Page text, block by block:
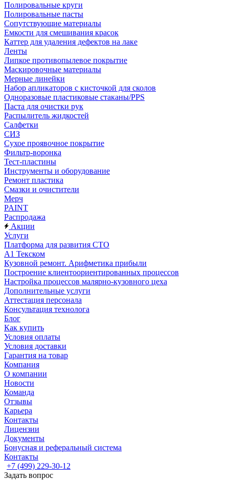
Полировальные круги
Полировальные пасты
Сопутствующие материалы
Емкости для смешивания красок
Каттер для удаления дефектов на лаке
Ленты
Липкое противопылевое покрытие
Маскировочные материалы
Мерные линейки
Набор апликаторов с кисточкой для сколов
Одноразовые пластиковые стаканы/PPS
Паста для очистки рук
Распылитель жидкостей
Салфетки
СИЗ
Сухое проявочное покрытие
Фильтр-воронка
Тест-пластины
Инструменты и оборудование
Ремонт пластика
Смазки и очистители
Мерч
PAINT
Распродажа
Акции
Услуги
Платформа для развития СТО
А1 Текском
Кузовной ремонт. Арифметика прибыли
Построение клиентоориентированных процессов
Настройка процессов малярно-кузовного цеха
Дополнительные услуги
Аттестация персонала
Консультация технолога
Блог
Как купить
Условия оплаты
Условия доставки
Гарантия на товар
Компания
О компании
Новости
Команда
Отзывы
Карьера
Контакты
Лицензии
Документы
Бонусная и реферальный система
Контакты
+7 (499) 229-30-12
Задать вопрос